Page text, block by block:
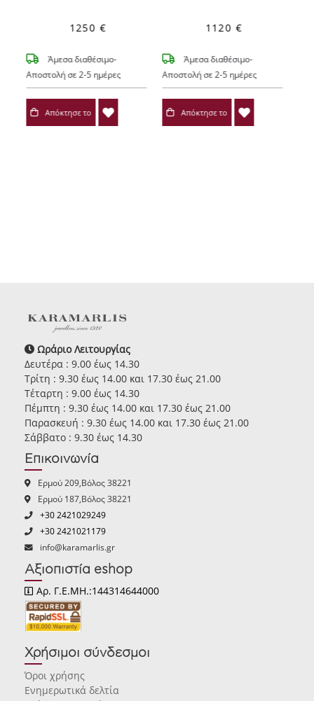
1250 €
Άμεσα διαθέσιμο-
Αποστολή σε 2-5 ημέρες
Απόκτησε το
1120 €
Άμεσα διαθέσιμο-
Αποστολή σε 2-5 ημέρες
Απόκτησε το
Ωράριο Λειτουργίας
Δευτέρα : 9.00 έως 14.30
Τρίτη : 9.30 έως 14.00 και 17.30 έως 21.00
Τέταρτη : 9.00 έως 14.30
Πέμπτη : 9.30 έως 14.00 και 17.30 έως 21.00
Παρασκευή : 9.30 έως 14.00 και 17.30 έως 21.00
Σάββατο : 9.30 έως 14.30
Επικοινωνία
Ερμού 209,Βόλος 38221
Ερμού 187,Βόλος 38221
+30 2421029249
+30 2421021179
info@karamarlis.gr
Αξιοπιστία eshop
Αρ. Γ.Ε.ΜΗ.:144314644000
Χρήσιμοι σύνδεσμοι
Όροι χρήσης
Ενημερωτικά δελτία